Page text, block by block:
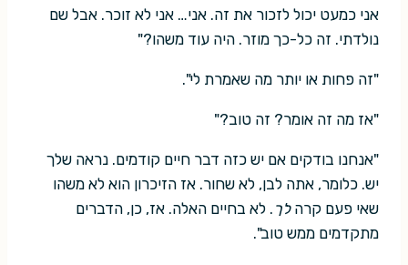
אני כמעט יכול לזכור את זה. אני… אני לא זוכר. אבל שם
נולדתי. זה כל-כך מוזר. היה עוד משהו?"
"זה פחות או יותר מה שאמרת לי".
"אז מה זה אומר? זה טוב?"
"אנחנו בודקים אם יש כזה דבר חיים קודמים. נראה שלך
יש. כלומר, אתה לבן, לא שחור. אז הזיכרון הוא לא משהו
שאי פעם קרהלך . לא בחיים האלה. אז, כן, הדברים
מתקדמים ממש טוב".